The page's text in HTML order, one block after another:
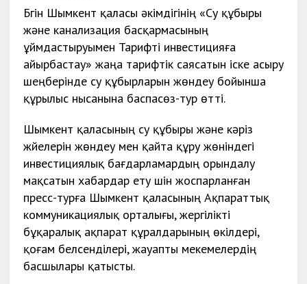
Бүгін Шымкент қаласы әкімдігінің «Су құбыры
және канализация басқармасының
ұймдастыруымен Тарифті инвестицияға
айырбастау» жаңа тарифтік саясатын іске асыру
шеңберінде су құбырларын жөндеу бойынша
құрылыс нысанына баспасөз-тур өтті.
Шымкент қаласының су құбыры және кәріз
жүйелерін жөндеу мен қайта құру жөніндегі
инвестициялық бағдарламардың орындалу
мақсатын хабардар ету үшін жоспарланған
пресс-турға Шымкент қаласының Ақпараттық
коммуникациялық орталығы, жергілікті
бұқаралық ақпарат құралдарының өкілдері,
қоғам белсенділері, жауапты мекемелердің
басшылары қатысты.